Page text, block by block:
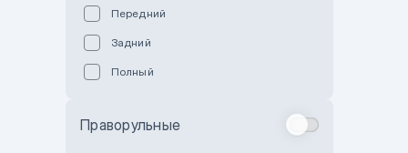
Передний
Задний
Полный
Праворульные